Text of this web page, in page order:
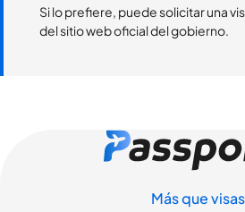
Si lo prefiere, puede solicitar una
del sitio web oficial del gobierno.
Más que